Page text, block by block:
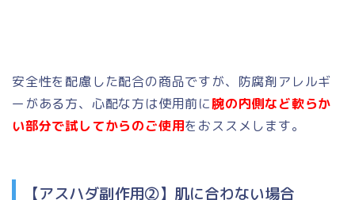
安全性を配慮した配合の商品ですが、防腐剤アレルギ
ーがある方、心配な方は使用前に腕の内側など軟らか
い部分で試してからのご使用をおススメします。
【アスハダ副作用②】肌に合わない場合